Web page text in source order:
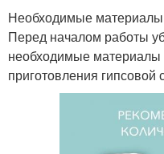
Необходимые
Перед началом работы
необходимые
приготовления